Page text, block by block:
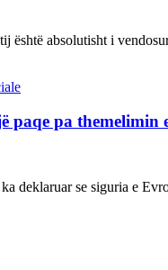
është absolutisht i
pa themelimin
deklaruar se siguria e